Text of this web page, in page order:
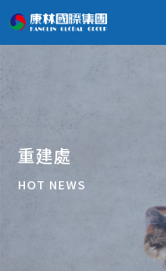
重建處
HOT NEWS